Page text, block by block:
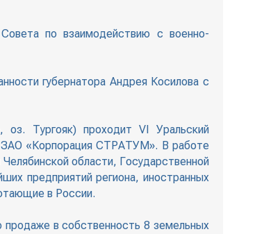
по взаимодействию с военно-
губернатора Андрея Косилова с
Тургояк) проходит VI Уральский
ЗАО «Корпорация СТРАТУМ». В работе
области, Государственной
предприятий региона, иностранных
в России.
в собственность 8 земельных